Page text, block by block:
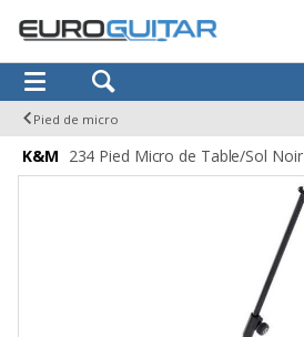
Pied de micro
K&M 234 Pied Micro de Table/Sol Noir